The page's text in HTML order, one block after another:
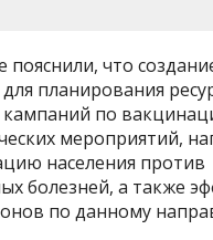
что
планирования
по
мероприятий,
населения против
болезней, а также
по данному